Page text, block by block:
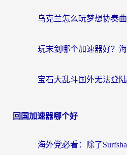
回国加速器哪个好